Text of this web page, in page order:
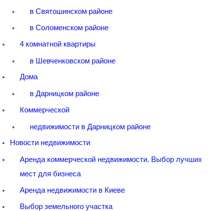
в Святошинском районе
в Соломенском районе
4 комнатной квартиры
в Шевченковском районе
Дома
в Дарницком районе
Коммерческой
недвижимости в Дарницком районе
Новости недвижимости
Аренда коммерческой недвижимости. Выбор лучших
мест для бизнеса
Аренда недвижимости в Киеве
Выбор земельного участка